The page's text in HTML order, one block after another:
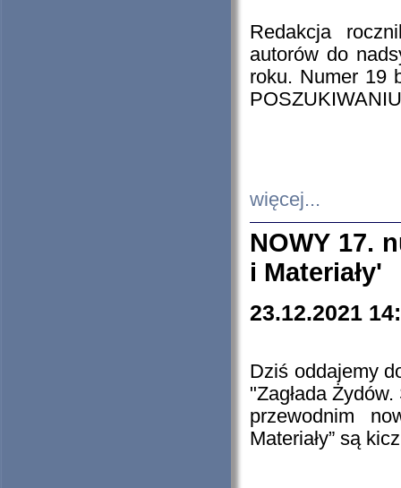
Redakcja
autorów do
roku. Numer 19
więcej...
NOWY 17.
i Materiały'
23.12.2021
Dziś oddajemy
"Zagłada
przewodnim
Materiały” są